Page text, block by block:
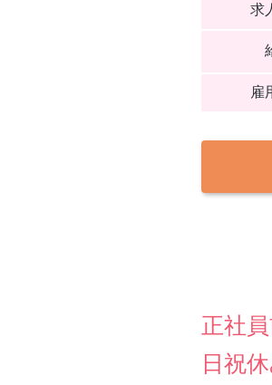
求
雇
正社
日祝